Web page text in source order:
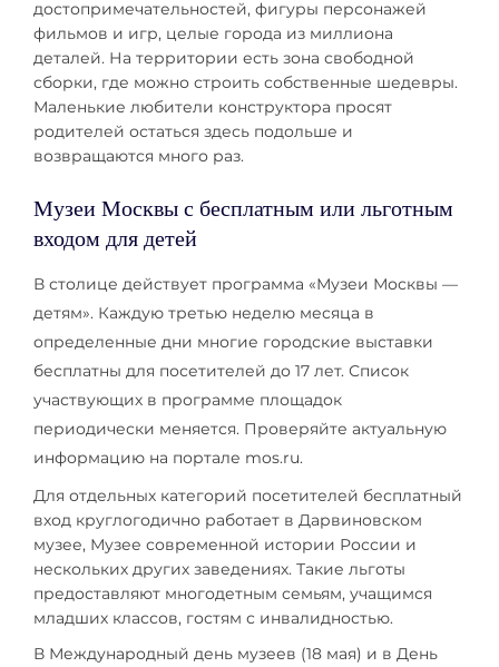
достопримечательностей, фигуры персонажей
фильмов и игр, целые города из миллиона
деталей. На территории есть зона свободной
сборки, где можно строить собственные шедевры.
Маленькие любители конструктора просят
родителей остаться здесь подольше и
возвращаются много раз.
Музеи Москвы с бесплатным или льготным
входом для детей
В столице действует программа «Музеи Москвы —
детям». Каждую третью неделю месяца в
определенные дни многие городские выставки
бесплатны для посетителей до 17 лет. Список
участвующих в программе площадок
периодически меняется. Проверяйте актуальную
информацию на портале mos.ru.
Для отдельных категорий посетителей бесплатный
вход круглогодично работает в Дарвиновском
музее, Музее современной истории России и
нескольких других заведениях. Такие льготы
предоставляют многодетным семьям, учащимся
младших классов, гостям с инвалидностью.
В Международный день музеев (18 мая) и в День